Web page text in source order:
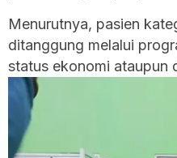
Menurutnya, pasien
ditanggung melalui
status ekonomi ataupun